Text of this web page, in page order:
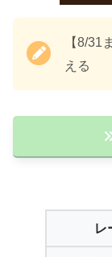
【8/31
える
レ